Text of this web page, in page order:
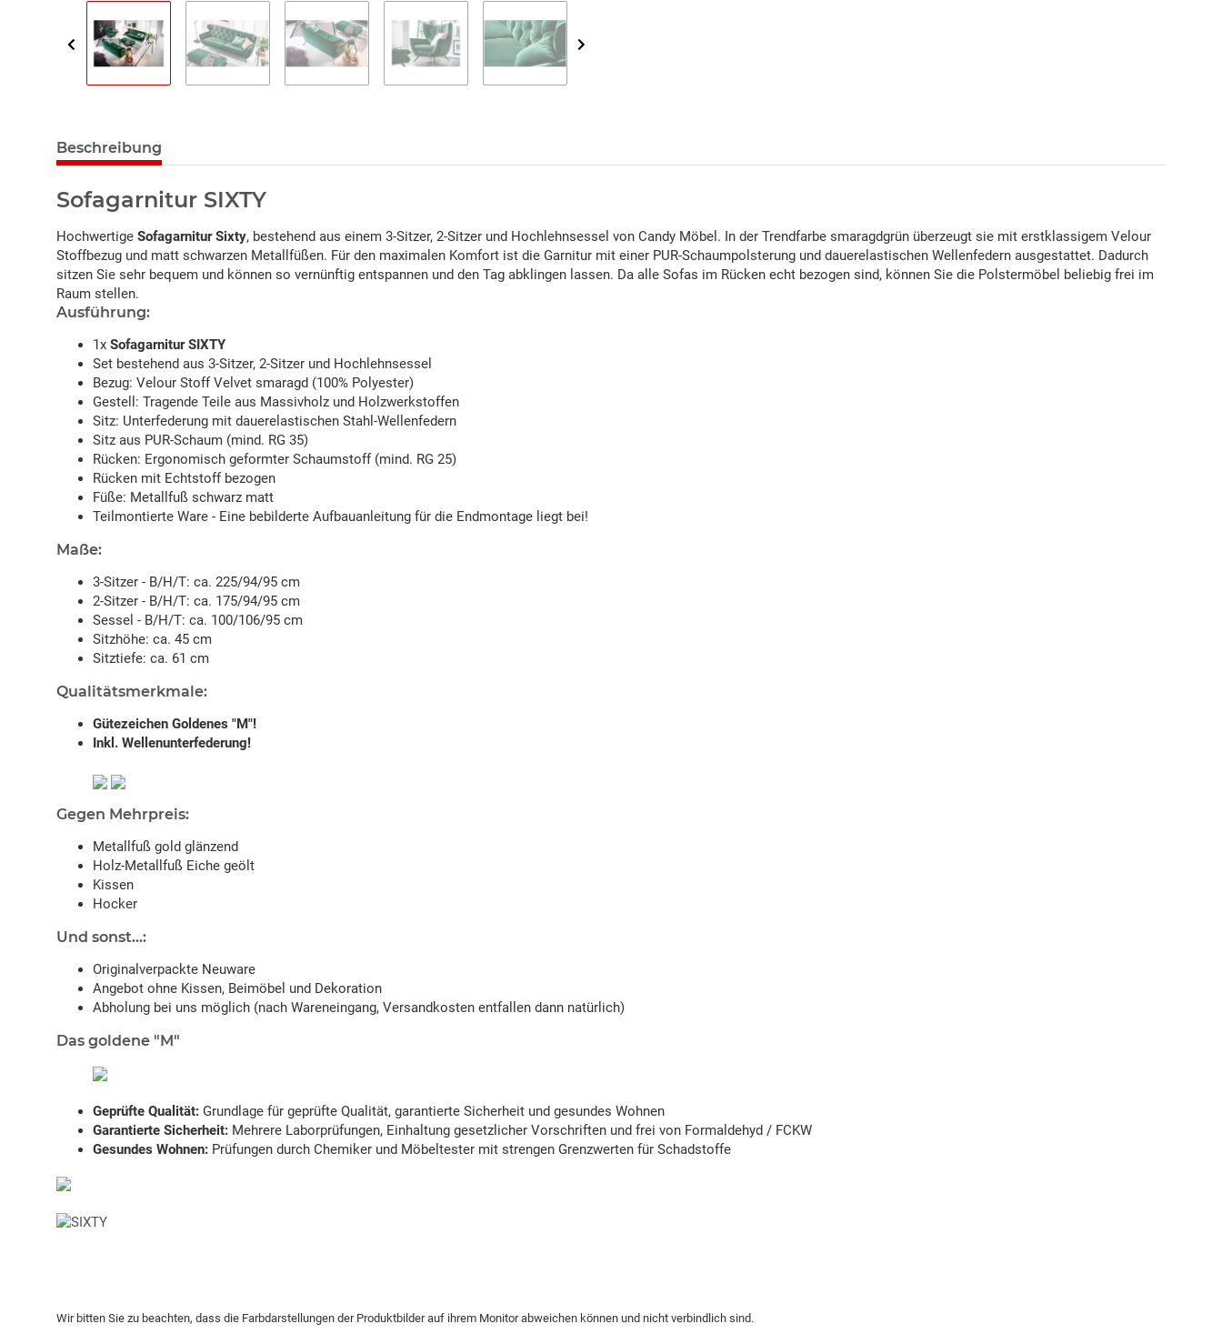
Beschreibung
Sofagarnitur SIXTY
Hochwertige Sofagarnitur Sixty, bestehend aus einem 3-Sitzer, 2-Sitzer und Hochlehnsessel von Candy Möbel. In der Trendfarbe smaragdgrün überzeugt sie mit erstklassigem Velour
Stoffbezug und matt schwarzen Metallfüßen. Für den maximalen Komfort ist die Garnitur mit einer PUR-Schaumpolsterung und dauerelastischen Wellenfedern ausgestattet. Dadurch
sitzen Sie sehr bequem und können so vernünftig entspannen und den Tag abklingen lassen. Da alle Sofas im Rücken echt bezogen sind, können Sie die Polstermöbel beliebig frei im
Raum stellen.
Ausführung:
1x Sofagarnitur SIXTY
Set bestehend aus 3-Sitzer, 2-Sitzer und Hochlehnsessel
Bezug: Velour Stoff Velvet smaragd (100% Polyester)
Gestell: Tragende Teile aus Massivholz und Holzwerkstoffen
Sitz: Unterfederung mit dauerelastischen Stahl-Wellenfedern
Sitz aus PUR-Schaum (mind. RG 35)
Rücken: Ergonomisch geformter Schaumstoff (mind. RG 25)
Rücken mit Echtstoff bezogen
Füße: Metallfuß schwarz matt
Teilmontierte Ware - Eine bebilderte Aufbauanleitung für die Endmontage liegt bei!
Maße:
3-Sitzer - B/H/T: ca. 225/94/95 cm
2-Sitzer - B/H/T: ca. 175/94/95 cm
Sessel - B/H/T: ca. 100/106/95 cm
Sitzhöhe: ca. 45 cm
Sitztiefe: ca. 61 cm
Qualitätsmerkmale:
Gütezeichen Goldenes "M"!
Inkl. Wellenunterfederung!
Gegen Mehrpreis:
Metallfuß gold glänzend
Holz-Metallfuß Eiche geölt
Kissen
Hocker
Und sonst...:
Originalverpackte Neuware
Angebot ohne Kissen, Beimöbel und Dekoration
Abholung bei uns möglich (nach Wareneingang, Versandkosten entfallen dann natürlich)
Das goldene "M"
Geprüfte Qualität: Grundlage für geprüfte Qualität, garantierte Sicherheit und gesundes Wohnen
Garantierte Sicherheit: Mehrere Laborprüfungen, Einhaltung gesetzlicher Vorschriften und frei von Formaldehyd / FCKW
Gesundes Wohnen: Prüfungen durch Chemiker und Möbeltester mit strengen Grenzwerten für Schadstoffe
Wir bitten Sie zu beachten, dass die Farbdarstellungen der Produktbilder auf ihrem Monitor abweichen können und nicht verbindlich sind.